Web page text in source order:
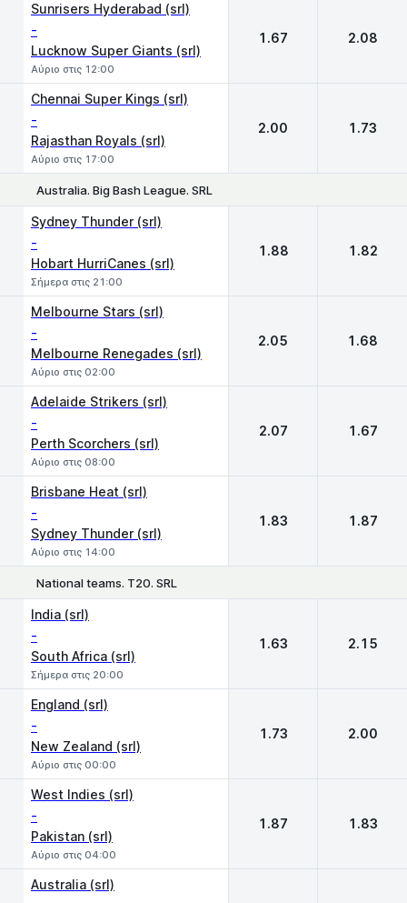
Sunrisers Hyderabad (srl)
-
Lucknow Super Giants (srl)
Αύριο στις 12:00
1.67 2.08
Chennai Super Kings (srl)
-
Rajasthan Royals (srl)
Αύριο στις 17:00
2.00 1.73
Australia. Big Bash League. SRL
Sydney Thunder (srl)
-
Hobart HurriCanes (srl)
Σήμερα στις 21:00
1.88 1.82
Melbourne Stars (srl)
-
Melbourne Renegades (srl)
Αύριο στις 02:00
2.05 1.68
Adelaide Strikers (srl)
-
Perth Scorchers (srl)
Αύριο στις 08:00
2.07 1.67
Brisbane Heat (srl)
-
Sydney Thunder (srl)
Αύριο στις 14:00
1.83 1.87
National teams. T20. SRL
India (srl)
-
South Africa (srl)
Σήμερα στις 20:00
1.63 2.15
England (srl)
-
New Zealand (srl)
Αύριο στις 00:00
1.73 2.00
West Indies (srl)
-
Pakistan (srl)
Αύριο στις 04:00
1.87 1.83
Australia (srl)